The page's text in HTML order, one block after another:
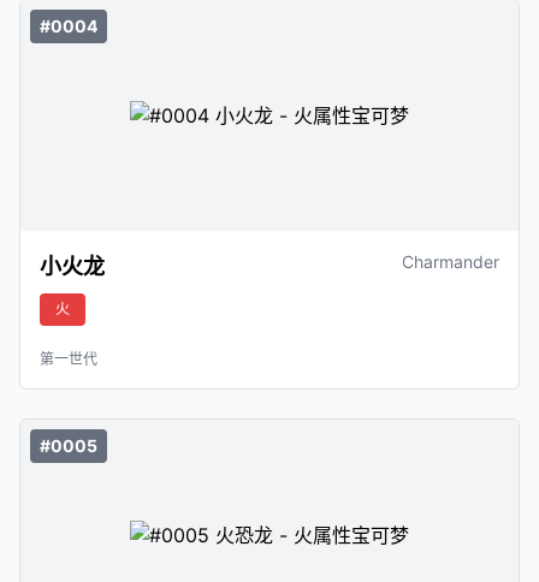
#0004
小火龙 Charmander
火
第一世代
#0005